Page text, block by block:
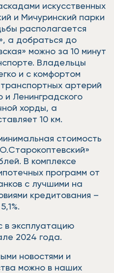
искусственных
и Мичуринский парки
располагается
а добраться до
можно за 10 минут
Владельцы
и с комфортом
артерий
и Ленинградского
хорды, а
10 км.
стоимость
В комплексе
программ от
с лучшими на
кредитования –
в эксплуатацию
2024 года.
новостями и
можно в наших